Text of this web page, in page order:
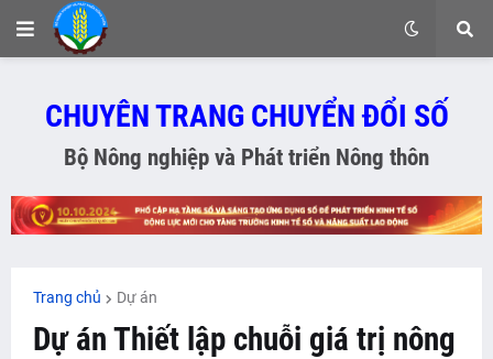
CHUYÊN TRANG CHUYỂN ĐỔI SỐ
Bộ Nông nghiệp và Phát triển Nông thôn
Trang chủ Dự án
Dự án Thiết lập chuỗi giá trị nông